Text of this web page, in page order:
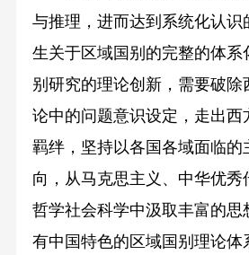
与推理，进而达到系统化认识
生关于区域国别的完整的体系
别研究的理论创新，需要破除
论中的问题意识设定，走出西
羁绊，坚持以各国各域面临的
向，从马克思主义、中华优秀
哲学社会科学中汲取丰富的思
有中国特色的区域国别理论体